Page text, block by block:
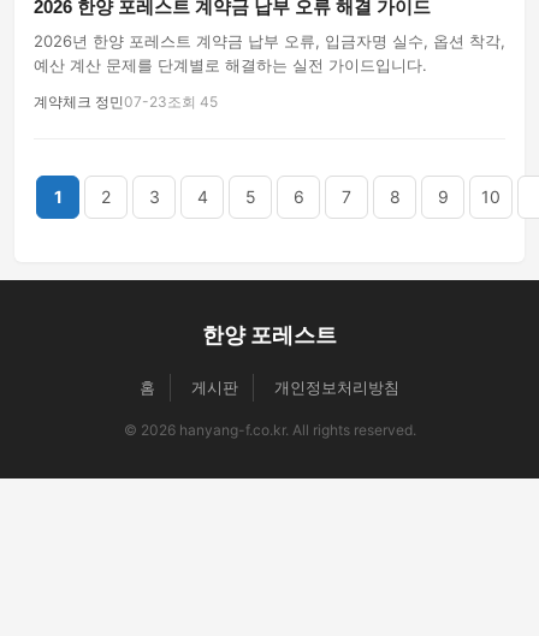
2026 한양 포레스트 계약금 납부 오류 해결 가이드
2026년 한양 포레스트 계약금 납부 오류, 입금자명 실수, 옵션 착각,
예산 계산 문제를 단계별로 해결하는 실전 가이드입니다.
계약체크 정민07-23조회 45
1 2 3 4 5 6 7 8 9 10
한양 포레스트
홈 게시판 개인정보처리방침
© 2026 hanyang-f.co.kr. All rights reserved.